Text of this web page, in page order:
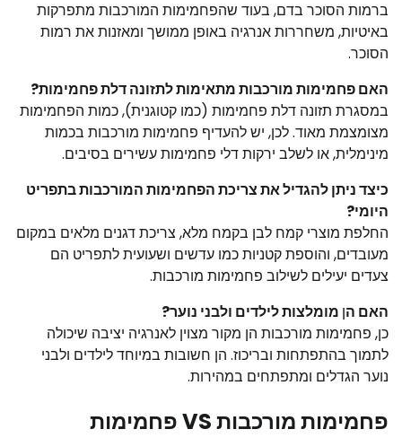
ברמות הסוכר בדם, בעוד שהפחמימות המורכבות מתפרקות
באיטיות, משחררות אנרגיה באופן ממושך ומאזנות את רמות
הסוכר.
האם פחמימות מורכבות מתאימות לתזונה דלת פחמימות?
במסגרת תזונה דלת פחמימות (כמו קטוגנית), כמות הפחמימות
מצומצמת מאוד. לכן, יש להעדיף פחמימות מורכבות בכמות
מינימלית, או לשלב ירקות דלי פחמימות עשירים בסיבים.
כיצד ניתן להגדיל את צריכת הפחמימות המורכבות בתפריט
היומי?
החלפת מוצרי קמח לבן בקמח מלא, צריכת דגנים מלאים במקום
מעובדים, והוספת קטניות כמו עדשים ושעועית לתפריט הם
צעדים יעילים לשילוב פחמימות מורכבות.
האם הן מומלצות לילדים ולבני נוער?
כן, פחמימות מורכבות הן מקור מצוין לאנרגיה יציבה שיכולה
לתמוך בהתפתחות ובריכוז. הן חשובות במיוחד לילדים ולבני
נוער הגדלים ומתפתחים במהירות.
פחמימות מורכבות VS פחמימות